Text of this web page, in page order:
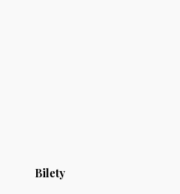
Bilety